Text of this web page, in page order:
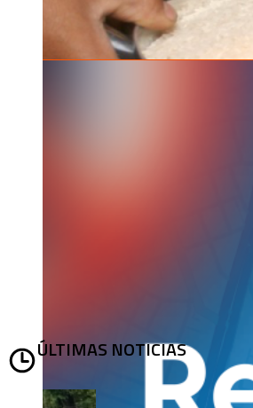
ÚLTIMAS NOTICIAS